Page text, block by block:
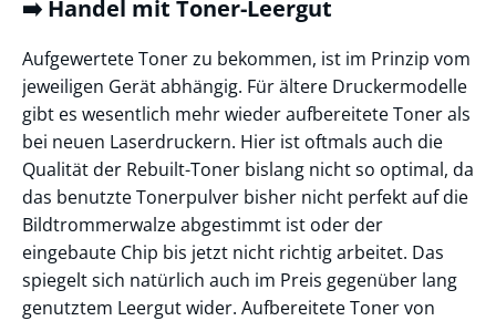
➡️ Handel mit Toner-Leergut
Aufgewertete Toner zu bekommen, ist im Prinzip vom
jeweiligen Gerät abhängig. Für ältere Druckermodelle
gibt es wesentlich mehr wieder aufbereitete Toner als
bei neuen Laserdruckern. Hier ist oftmals auch die
Qualität der Rebuilt-Toner bislang nicht so optimal, da
das benutzte Tonerpulver bisher nicht perfekt auf die
Bildtrommerwalze abgestimmt ist oder der
eingebaute Chip bis jetzt nicht richtig arbeitet. Das
spiegelt sich natürlich auch im Preis gegenüber lang
genutztem Leergut wider. Aufbereitete Toner von